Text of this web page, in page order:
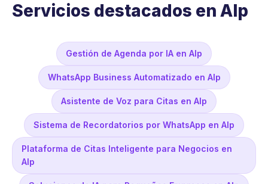
Servicios destacados en Alp
Gestión de Agenda por IA en Alp
WhatsApp Business Automatizado en Alp
Asistente de Voz para Citas en Alp
Sistema de Recordatorios por WhatsApp en Alp
Plataforma de Citas Inteligente para Negocios en
Alp